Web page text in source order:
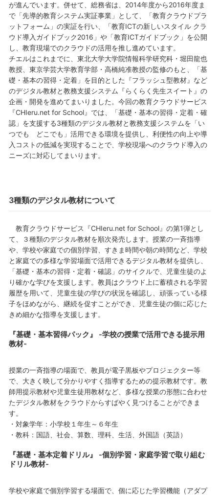
が進んでいます。併せて、総務省は、2014年度から2016年度ま
で「先導的教育システム実証事業」として、「教育クラウドプラ
ットフォーム」の実証を行い、「教育ICTの新しいスタイル クラ
ウド導入ガイドブック2016」や「教育ICTガイドブック」を公開
し、教育現場でのクラウドの活用を推し進めています。
チエルはこれまでに、東北大学大学院情報科学研究科・堀田龍也
教授、東京学芸大学教育学部・高橋純准教授の監修のもと、「基
礎・基本の習得・定着」を目的とした『フラッシュ型教材』など
のデジタル教材と教務支援システム『らくらく先生スイート』の
企画・開発を進めてまいりました。今回の教育クラウドサービス
『CHIeru.net for School』では、「基礎・基本の習得・定着・確
認」を支援する3種類のデジタル教材と教務支援システムを「い
つでも どこでも」活用できる環境を提供し、利便性の向上や導
入コストの低減を実現することで、学校現場へのクラウド導入の
ニーズに対応してまいります。
3種類のデジタル教材について
教育クラウドサービス『CHIeru.net for School』の第1弾とし
て、３種類のデジタル教材を順次発売します。授業の一斉指導
や、学校や家庭での個別学習、すきま時間や朝の時間など、学校
と家庭での多様な学習場面で活用できるデジタル教材を提供し、
「基礎・基本の習得・定着・確認」のサイクルで、児童生徒のよ
り確かな学びを支援します。教員はクラウド上に蓄積される学習
履歴を用いて、児童生徒の学びの状況を確認し、頑張っている様
子をほめながら、継続を促すことができ、児童生徒の個に応じた
きめ細かな指導を支援します。
『基礎・基本習得パック』 -学校の授業で活用できる提示用
教材-
授業の一斉指導の場面で、教員が電子黒板やプロジェクター等
で、大きく映して分かりやすく指導するための提示教材です。教
師用提示教材や児童生徒用教材など、多様な授業の形態に合わせ
たデジタル教材をクラウドからすばやく見つけることができま
す。
・対象学年：小学校１年生～６年生
・教科：国語、社会、算数、理科、生活、外国語（英語）
『基礎・基本定着ドリル』 -個別学習・家庭学習で取り組む
ドリル教材-
学校や家庭で個別学習する場面で、個に応じた学習機能（アダプ